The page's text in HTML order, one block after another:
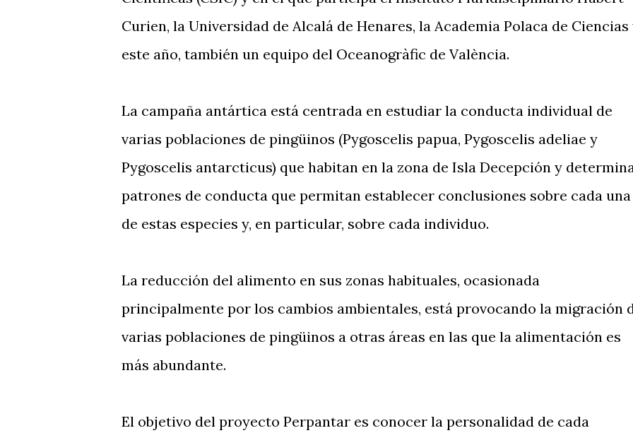
Curien, la Universidad de Alcalá de Henares, la Academia Polaca de Ciencias
este año, también un equipo del Oceanogràfic de València.
La campaña antártica está centrada en estudiar la conducta individual de
varias poblaciones de pingüinos (Pygoscelis papua, Pygoscelis adeliae y
Pygoscelis antarcticus) que habitan en la zona de Isla Decepción y
patrones de conducta que permitan establecer conclusiones sobre cada una
de estas especies y, en particular, sobre cada individuo.
La reducción del alimento en sus zonas habituales, ocasionada
principalmente por los cambios ambientales, está provocando la migración
varias poblaciones de pingüinos a otras áreas en las que la alimentación es
más abundante.
El objetivo del proyecto Perpantar es conocer la personalidad de cada